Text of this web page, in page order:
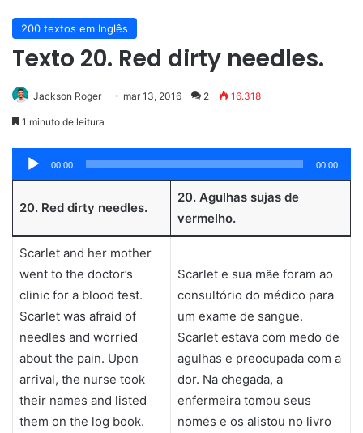
200 textos em Inglês
Texto 20. Red dirty needles.
Jackson Roger mar 13, 2016 2 16.318
1 minuto de leitura
Tocador
de
áudio
00:00 00:00
20. Red dirty needles.
20. Agulhas sujas de
vermelho.
Scarlet and her mother
went to the doctor’s
clinic for a blood test.
Scarlet was afraid of
needles and worried
about the pain. Upon
arrival, the nurse took
their names and listed
them on the log book.
Scarlet e sua mãe foram ao
consultório do médico para
um exame de sangue.
Scarlet estava com medo de
agulhas e preocupada com a
dor. Na chegada, a
enfermeira tomou seus
nomes e os alistou no livro